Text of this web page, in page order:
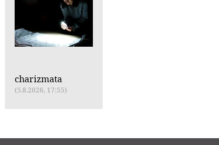
charizmata
(5.8.2026, 17:55)